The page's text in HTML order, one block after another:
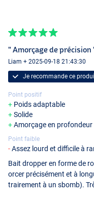
" Amorçage de précision
Liam + 2025-09-18 21:43:30
Je recommande ce
Point positif
Poids adaptable
Solide
Amorçage en profondeur
Point faible
Assez lourd et difficile à
Bait dropper en forme de
orcer précisément et à
trairement à un sbomb).